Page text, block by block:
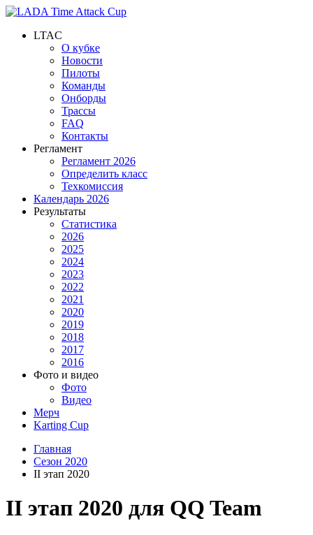
LTAC
О кубке
Новости
Пилоты
Команды
Онборды
Трассы
FAQ
Контакты
Регламент
Регламент 2026
Определить класс
Техкомиссия
Календарь 2026
Результаты
Статистика
2026
2025
2024
2023
2022
2021
2020
2019
2018
2017
2016
Фото и видео
Фото
Видео
Мерч
Karting Cup
Главная
Сезон 2020
II этап 2020
II этап 2020 для QQ Team